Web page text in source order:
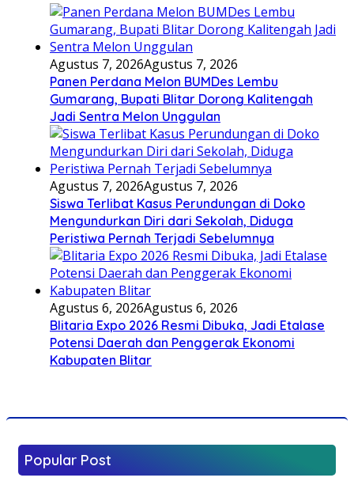
Agustus 7, 2026Agustus 7, 2026
Panen Perdana Melon BUMDes Lembu
Gumarang, Bupati Blitar Dorong Kalitengah
Jadi Sentra Melon Unggulan
Agustus 7, 2026Agustus 7, 2026
Siswa Terlibat Kasus Perundungan di Doko
Mengundurkan Diri dari Sekolah, Diduga
Peristiwa Pernah Terjadi Sebelumnya
Agustus 6, 2026Agustus 6, 2026
Blitaria Expo 2026 Resmi Dibuka, Jadi Etalase
Potensi Daerah dan Penggerak Ekonomi
Kabupaten Blitar
Popular Post